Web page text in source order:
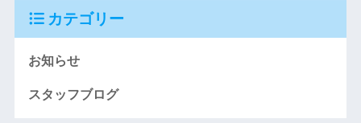
カテゴリー
お知らせ
スタッフブログ